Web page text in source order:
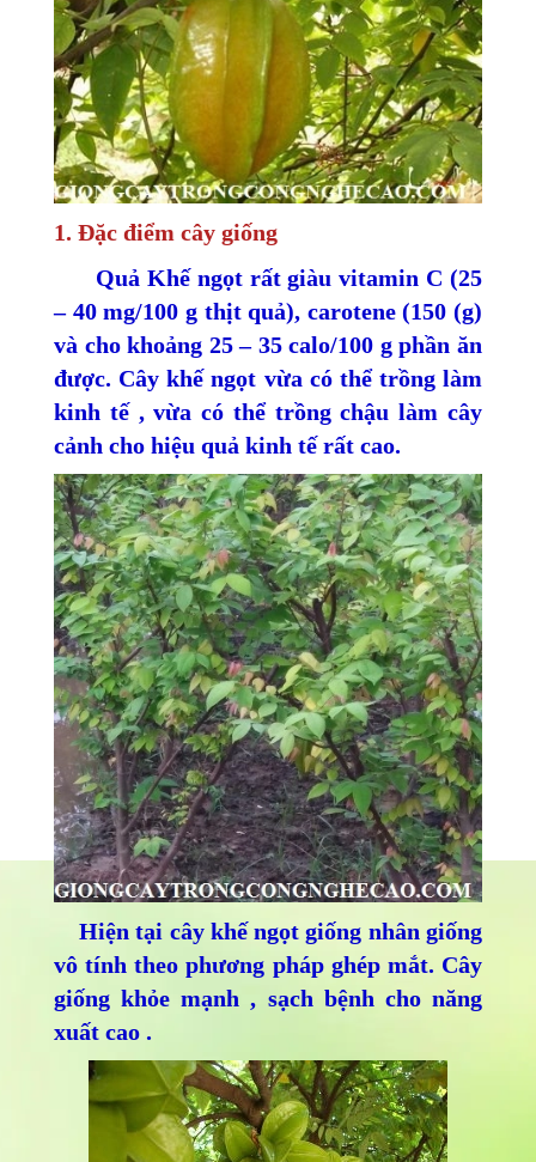
1. Đặc điểm cây giống
Quả Khế ngọt rất giàu vitamin C (25
– 40 mg/100 g thịt quả), carotene (150 (g)
và cho khoảng 25 – 35 calo/100 g phần ăn
được. Cây khế ngọt vừa có thể trồng làm
kinh tế , vừa có thể trồng chậu làm cây
cảnh cho hiệu quả kinh tế rất cao.
Hiện tại cây khế ngọt giống nhân giống
vô tính theo phương pháp ghép mắt. Cây
giống khỏe mạnh , sạch bệnh cho năng
xuất cao .